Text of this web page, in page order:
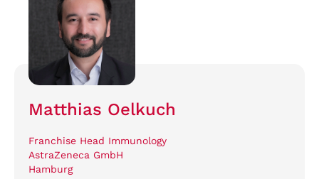
Matthias Oelkuch
Franchise Head Immunology
AstraZeneca GmbH
Hamburg